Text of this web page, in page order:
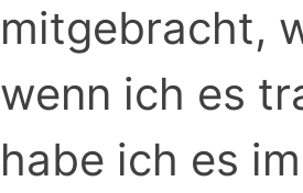
mitgebracht,
wenn ich es
habe ich es